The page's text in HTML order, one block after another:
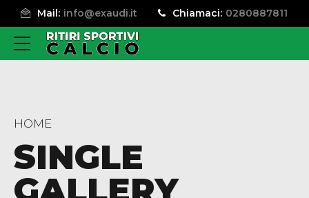
Mail: info@exaudi.it Chiamaci: 0280887811
HOME
SINGLE